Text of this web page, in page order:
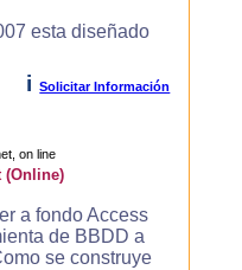
esta diseñado
i Solicitar Información
(Online)
a fondo Access
de BBDD a
se construye